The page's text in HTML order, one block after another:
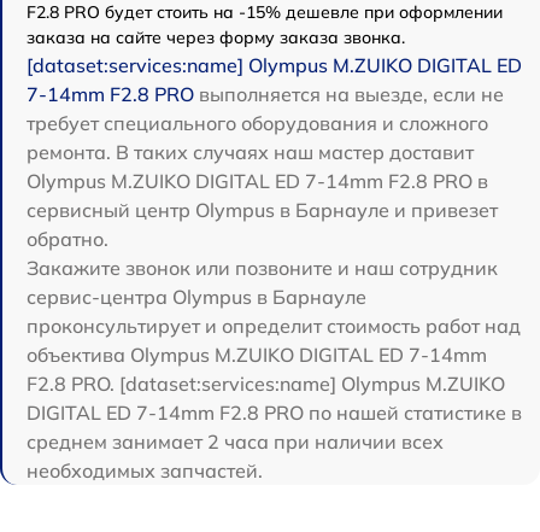
F2.8 PRO будет стоить на -15% дешевле при оформлении
заказа на сайте через форму заказа звонка.
[dataset:services:name] Olympus M.ZUIKO DIGITAL ED
7-14mm F2.8 PRO выполняется на выезде, если не
требует специального оборудования и сложного
ремонта. В таких случаях наш мастер доставит
Olympus M.ZUIKO DIGITAL ED 7-14mm F2.8 PRO в
сервисный центр Olympus в Барнауле и привезет
обратно.
Закажите звонок или позвоните и наш сотрудник
сервис-центра Olympus в Барнауле
проконсультирует и определит стоимость работ над
объектива Olympus M.ZUIKO DIGITAL ED 7-14mm
F2.8 PRO. [dataset:services:name] Olympus M.ZUIKO
DIGITAL ED 7-14mm F2.8 PRO по нашей статистике в
среднем занимает 2 часа при наличии всех
необходимых запчастей.